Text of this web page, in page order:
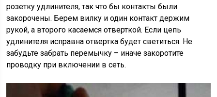
розетку удлинителя, так что бы контакты были
закорочены. Берем вилку и один контакт держим
рукой, а второго касаемся отверткой. Если цепь
удлинителя исправна отвертка будет светиться. Не
забудьте забрать перемычку – иначе закоротите
проводку при включении в сеть.